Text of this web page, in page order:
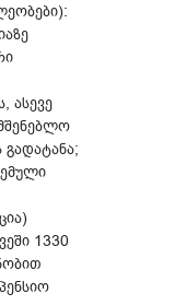
ასევე
გადატანა;
1330